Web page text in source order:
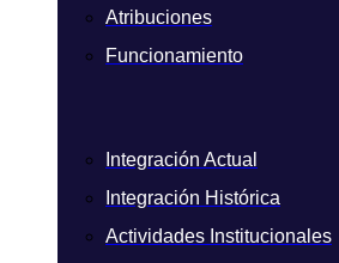
Atribuciones
Funcionamiento
Integración Actual
Integración Histórica
Actividades Institucionales